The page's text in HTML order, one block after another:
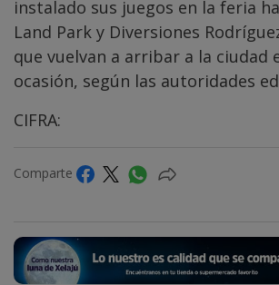
instalado sus juegos en la feria
Land Park y Diversiones
que vuelvan a arribar a la ciudad
ocasión, según las autoridades
CIFRA:
Comparte